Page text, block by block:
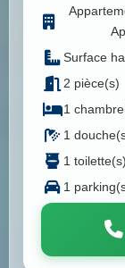
Surface
2 pièce(s)
1
1
1 toilette(s)
1